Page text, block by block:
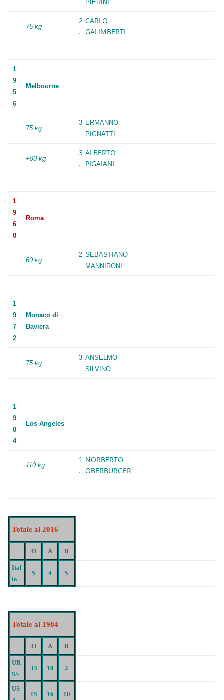
.
PIERINI
75 kg
2
.
CARLO
GALIMBERTI
1
9
5
6
Melbourne
75 kg
3
.
ERMANNO
PIGNATTI
+90 kg
3
.
ALBERTO
PIGAIANI
1
9
6
0
Roma
60 kg
2
.
SEBASTIANO
MANNIRONI
1
9
7
2
Monaco di
Baviera
75 kg
3
.
ANSELMO
SILVINO
1
9
8
4
Los Angeles
110 kg
1
.
NORBERTO
OBERBURGER
Totale al 2016
O A B
Ital
ia
5 4 5
Totale al 1984
O A B
UR
SS
33 19 2
US
15 16 10